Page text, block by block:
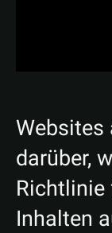
Websites
darüber,
Richtlinie
Inhalten